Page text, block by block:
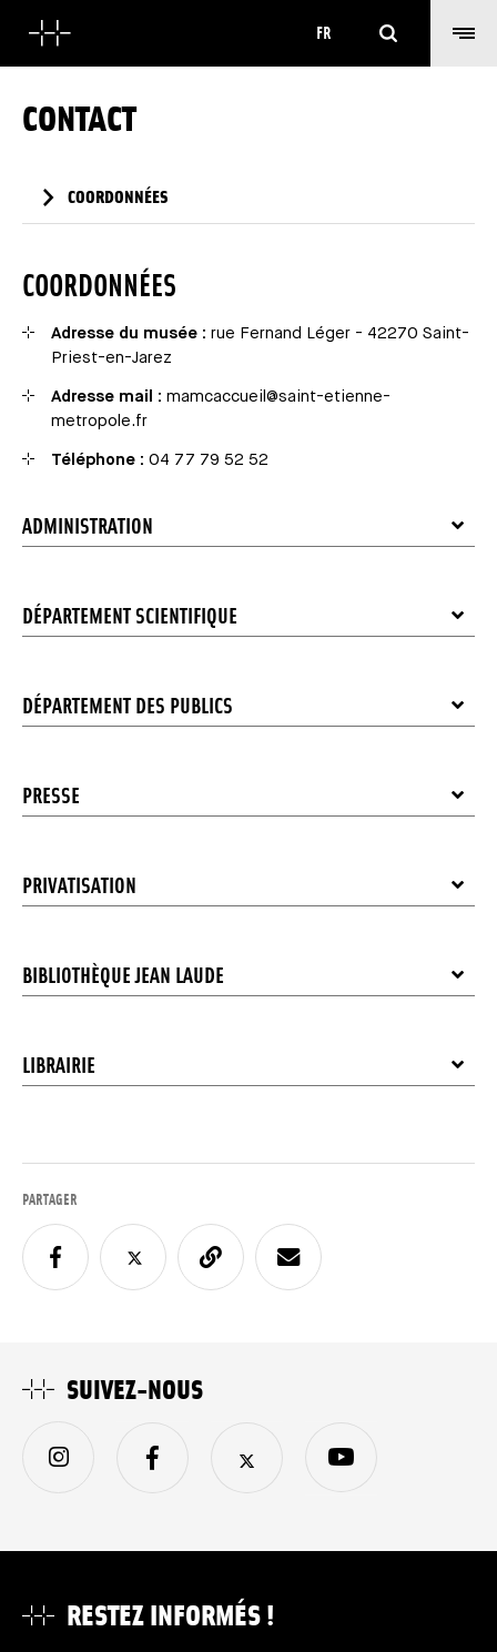
Rechercher
FR
CONTACT
COORDONNÉES
COORDONNÉES
Adresse du musée : rue Fernand Léger - 42270 Saint-
Priest-en-Jarez
Adresse mail : mamcaccueil@saint-etienne-
metropole.fr
Téléphone : 04 77 79 52 52
ADMINISTRATION
DÉPARTEMENT SCIENTIFIQUE
DÉPARTEMENT DES PUBLICS
PRESSE
PRIVATISATION
BIBLIOTHÈQUE JEAN LAUDE
LIBRAIRIE
PARTAGER
RESTEZ INFORMÉS !
SUIVEZ-NOUS